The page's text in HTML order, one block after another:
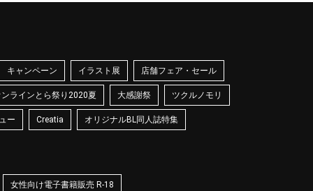
キャンペーン イラスト展 店舗フェア・セール
ラインとら祭り2020夏 大感謝祭 ツクルノモリ
ー Creatia オリジナルBL同人誌特集
女性向け電子書籍販売 R-18